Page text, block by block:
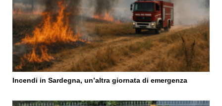
Incendi in Sardegna, un’altra giornata di emergenza